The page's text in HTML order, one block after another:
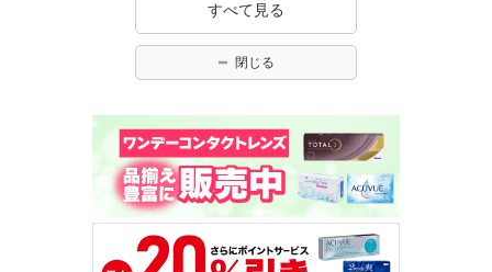
すべて見る
閉じる